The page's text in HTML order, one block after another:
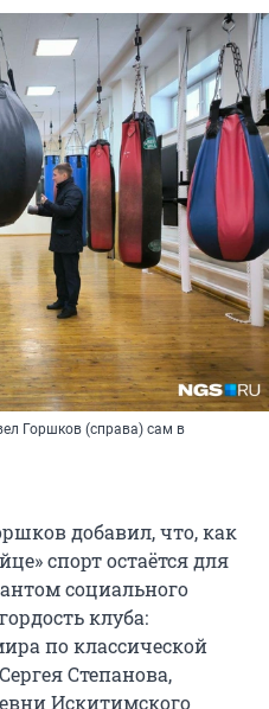
Горшков (справа) сам в
добавил, что, как
спорт остаётся для
социального
клуба:
по классической
Степанова,
Искитимского